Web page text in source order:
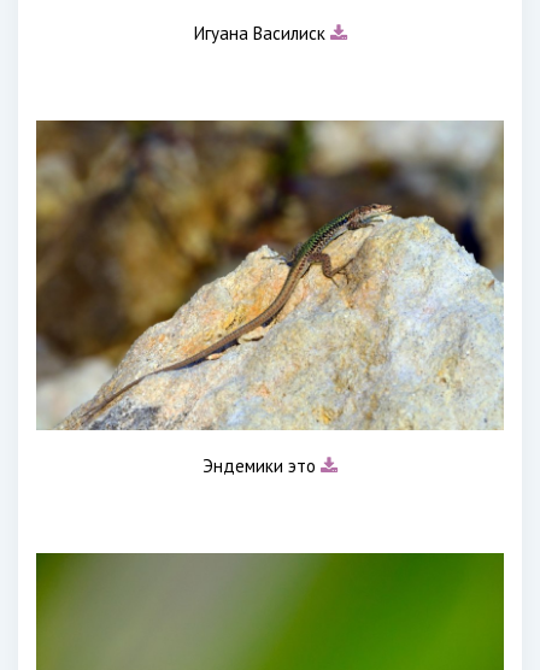
Игуана Василиск
Эндемики это